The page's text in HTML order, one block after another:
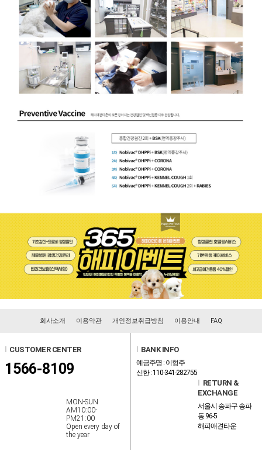
회사소개 이용약관 개인정보취급방침 이용안내 FAQ
l CUSTOMER CENTER
1566-8109
MON-SUN
AM10:00-
PM21:00
Open every day of
the year
l BANK INFO
예금주명 : 이형주
신한 : 110-341-282755
l RETURN &
EXCHANGE
서울시 송파구 송파
동 96-5
해피애견타운